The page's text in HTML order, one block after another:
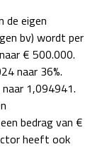
de eigen
bv) wordt per
€ 500.000.
naar 36%.
1,094941.
bedrag van €
heeft ook